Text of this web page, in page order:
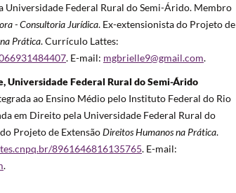
Universidade Federal Rural do Semi-Árido. Membro
- Consultoria Jurídica. Ex-extensionista do Projeto de
Prática. Currículo Lattes:
. E-mail: mgbrielle9@gmail.com.
Universidade Federal Rural do Semi-Árido
ao Ensino Médio pelo Instituto Federal do Rio
em Direito pela Universidade Federal Rural do
Projeto de ExtensãoDireitos Humanos na Prática.
8961646816135765. E-mail:
.